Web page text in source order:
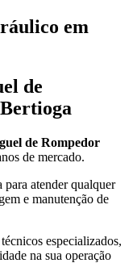
em
de
de Rompedor
de mercado.
para atender qualquer
e manutenção de
especializados,
na sua operação